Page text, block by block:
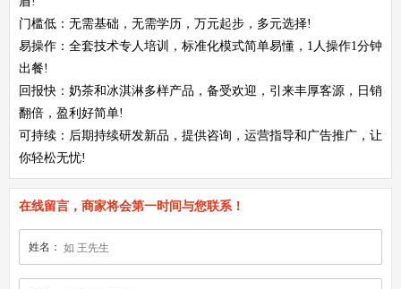
门槛低：无需基础，无需学历，万元起步，多元选择!
易操作：全套技术专人培训，标准化模式简单易懂，1人操作1分钟
出餐!
回报快：奶茶和冰淇淋多样产品，备受欢迎，引来丰厚客源，日销
翻倍，盈利好简单!
可持续：后期持续研发新品，提供咨询，运营指导和广告推广，让
你轻松无忧!
在线留言，商家将会第一时间与您联系！
姓名：